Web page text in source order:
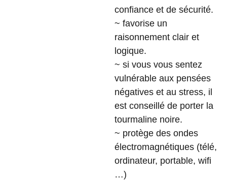
confiance et de sécurité.
~ favorise un
raisonnement clair et
logique.
~ si vous vous sentez
vulnérable aux pensées
négatives et au stress, il
est conseillé de porter la
tourmaline noire.
~ protège des ondes
électromagnétiques (télé,
ordinateur, portable, wifi
…)